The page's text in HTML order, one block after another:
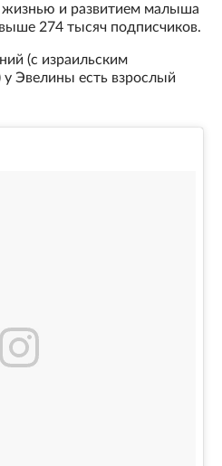
жизнью и развитием малыша
274 тысяч подписчиков.
(с израильским
Эвелины есть взрослый